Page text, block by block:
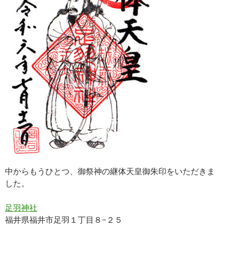
中からもうひとつ、御祭神の継体天皇御朱印をいただきま
した。
足羽神社
福井県福井市足羽１丁目８−２５